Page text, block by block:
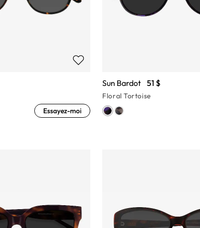
Essayez-moi
Sun Bardot 51 $
Floral Tortoise